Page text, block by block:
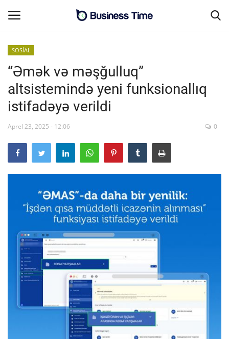
Əsas səhifə
MALİYYƏ-BİZNES
Əlaqə
SƏNAYE-İNFRASTRUKTUR
CƏMİYYƏT
ENERGETİKA
İDMAN
FORMULA 1
DÜNYA
SOSİAL
“Əmək və məşğulluq”
altsistemində yeni funksionallıq
istifadəyə verildi
Aprel 23, 2025 - 12:06 0